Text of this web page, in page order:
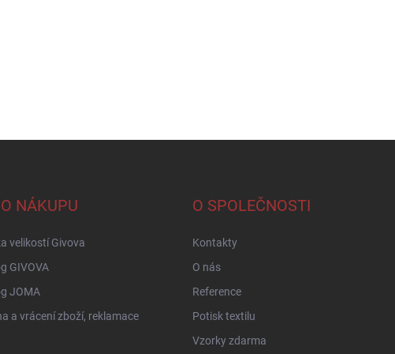
NÁKUPU
velikostí Givova
GIVOVA
JOMA
a vrácení zboží, reklamace
O SPOLEČNOSTI
Kontakty
O nás
Reference
Potisk textilu
Vzorky zdarma